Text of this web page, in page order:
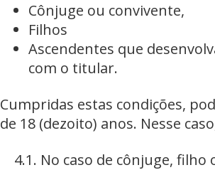
Cônjuge ou convivente,
Filhos
Ascendentes que
com o titular.
Cumpridas estas condições,
de 18 (dezoito) anos. Nesse
4.1. No caso de cônjuge, filho